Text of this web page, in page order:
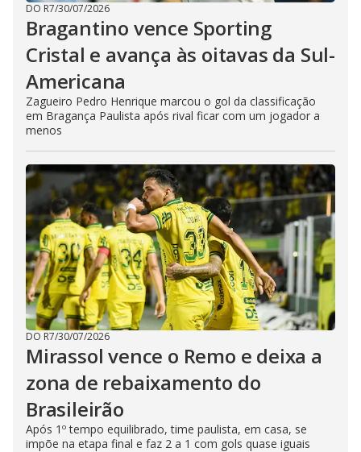
DO R7/30/07/2026
Bragantino vence Sporting
Cristal e avança às oitavas da Sul-
Americana
Zagueiro Pedro Henrique marcou o gol da classificação
em Bragança Paulista após rival ficar com um jogador a
menos
DO R7/30/07/2026
Mirassol vence o Remo e deixa a
zona de rebaixamento do
Brasileirão
Após 1º tempo equilibrado, time paulista, em casa, se
impõe na etapa final e faz 2 a 1 com gols quase iguais